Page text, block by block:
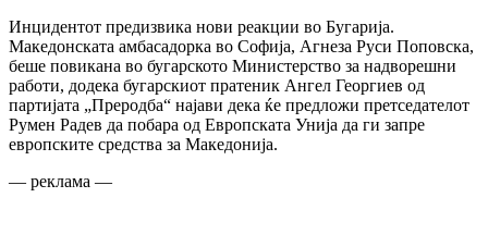
Инцидентот предизвика нови реакции во Бугарија.
Македонската амбасадорка во Софија, Агнеза Руси Поповска,
беше повикана во бугарското Министерство за надворешни
работи, додека бугарскиот пратеник Ангел Георгиев од
партијата „Преродба“ најави дека ќе предложи претседателот
Румен Радев да побара од Европската Унија да ги запре
европските средства за Македонија.
— реклама —